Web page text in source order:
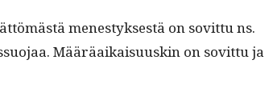
men­estyk­ses­tä on sovit­tu ns.
Määräaikaisu­uskin on sovit­tu ja